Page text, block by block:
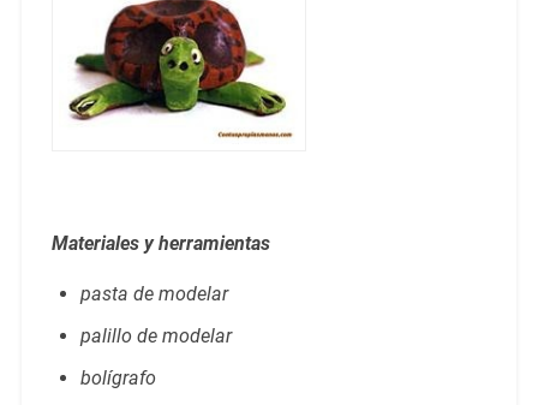
Materiales y herramientas
pasta de modelar
palillo de modelar
bolígrafo